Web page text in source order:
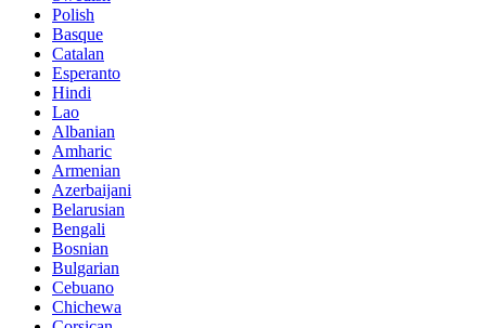
Polish
Basque
Catalan
Esperanto
Hindi
Lao
Albanian
Amharic
Armenian
Azerbaijani
Belarusian
Bengali
Bosnian
Bulgarian
Cebuano
Chichewa